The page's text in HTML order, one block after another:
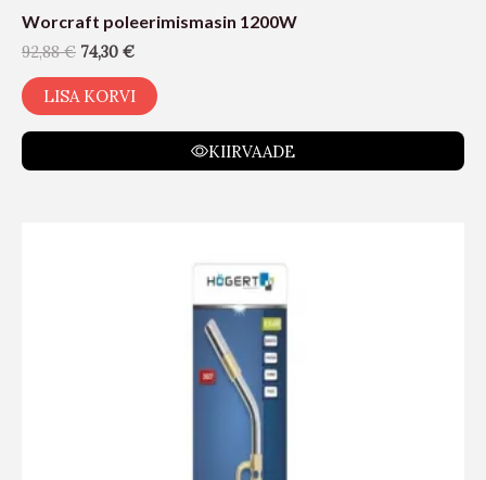
Worcraft poleerimismasin 1200W
92,88€ 74,30 €
LISA KORVI
KIIRVAADE